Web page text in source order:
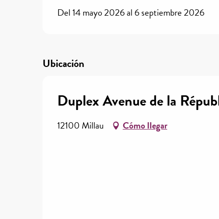
Del 14 mayo 2026 al 6 septiembre 2026
Ubicación
Duplex Avenue de la
12100 Millau Cómo llegar